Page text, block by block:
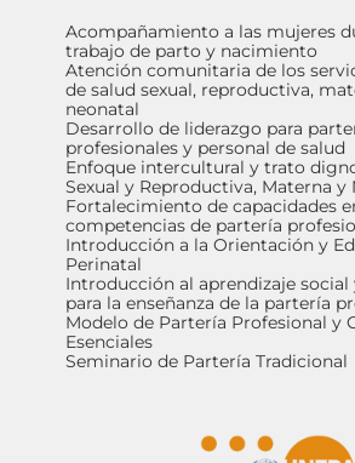
Acompañamiento a las mujeres
trabajo de parto y nacimiento
Atención comunitaria de los
de salud sexual, reproductiva,
neonatal
Desarrollo de liderazgo para
profesionales y personal de salud
Enfoque intercultural y trato
Sexual y Reproductiva, Materna y
Fortalecimiento de capacidades
competencias de partería
Introducción a la Orientación y
Perinatal
Introducción al aprendizaje
para la enseñanza de la partería
Modelo de Partería Profesional y
Esenciales
Seminario de Partería Tradicional